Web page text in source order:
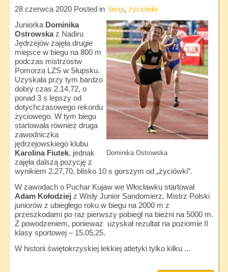
28 czerwca 2020Posted in biegi, życiówki
Dominika Ostrowska
JuniorkaDominika
Ostrowskaz Nadiru
Jędrzejów zajęła drugie
miejsce w biegu na 800 m
podczas mistrzostw
Pomorza LZS w Słupsku.
Uzyskała przy tym bardzo
dobry czas 2.14,72, o
ponad 3 s lepszy od
dotychczasowego rekordu
życiowego. W tym biegu
startowała również druga
zawodniczka
jędrzejowskiego klubu
Karolina Fiutek, jednak
zajęła dalszą pozycję z
wynikiem 2.27,70, blisko 10 s gorszym od „życiówki”.
W zawodach o Puchar Kujaw we Włocławku startował
Adam Kołodziej z Wisły Junior Sandomierz. Mistrz Polski
juniorów z ubiegłego roku w biegu na 2000 m z
przeszkodami po raz pierwszy pobiegł na bieżni na 5000 m.
Z powodzeniem, ponieważ uzyskał rezultat na poziomie II
klasy sportowej – 15.05,25.
W historii świętokrzyskiej lekkiej atletyki tylko kilku ...